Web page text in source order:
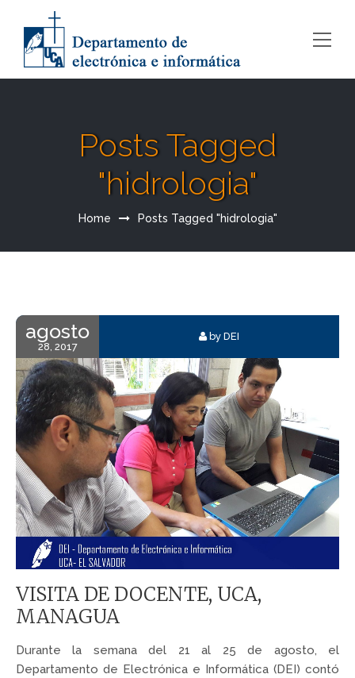
Posts Tagged
"hidrologia"
Home Posts Tagged "hidrologia"
agosto
28, 2017
by DEI
VISITA DE DOCENTE, UCA,
MANAGUA
Durante la semana del 21 al 25 de agosto, el
Departamento de Electrónica e Informática (DEI) contó